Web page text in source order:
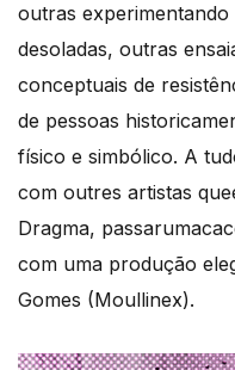
outras experimentando
desoladas, outras
conceptuais de
de pessoas
físico e simbólico. A
com outres artistas
Dragma,
com uma produção
Gomes (Moullinex).